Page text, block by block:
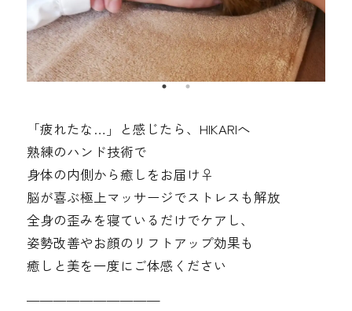
「疲れたな…」と感じたら、HIKARIへ
熟練のハンド技術で
身体の内側から癒しをお届け‍♀️
脳が喜ぶ極上マッサージでストレスも解放
全身の歪みを寝ているだけでケアし、
姿勢改善やお顔のリフトアップ効果も
癒しと美を一度にご体感ください
——————————